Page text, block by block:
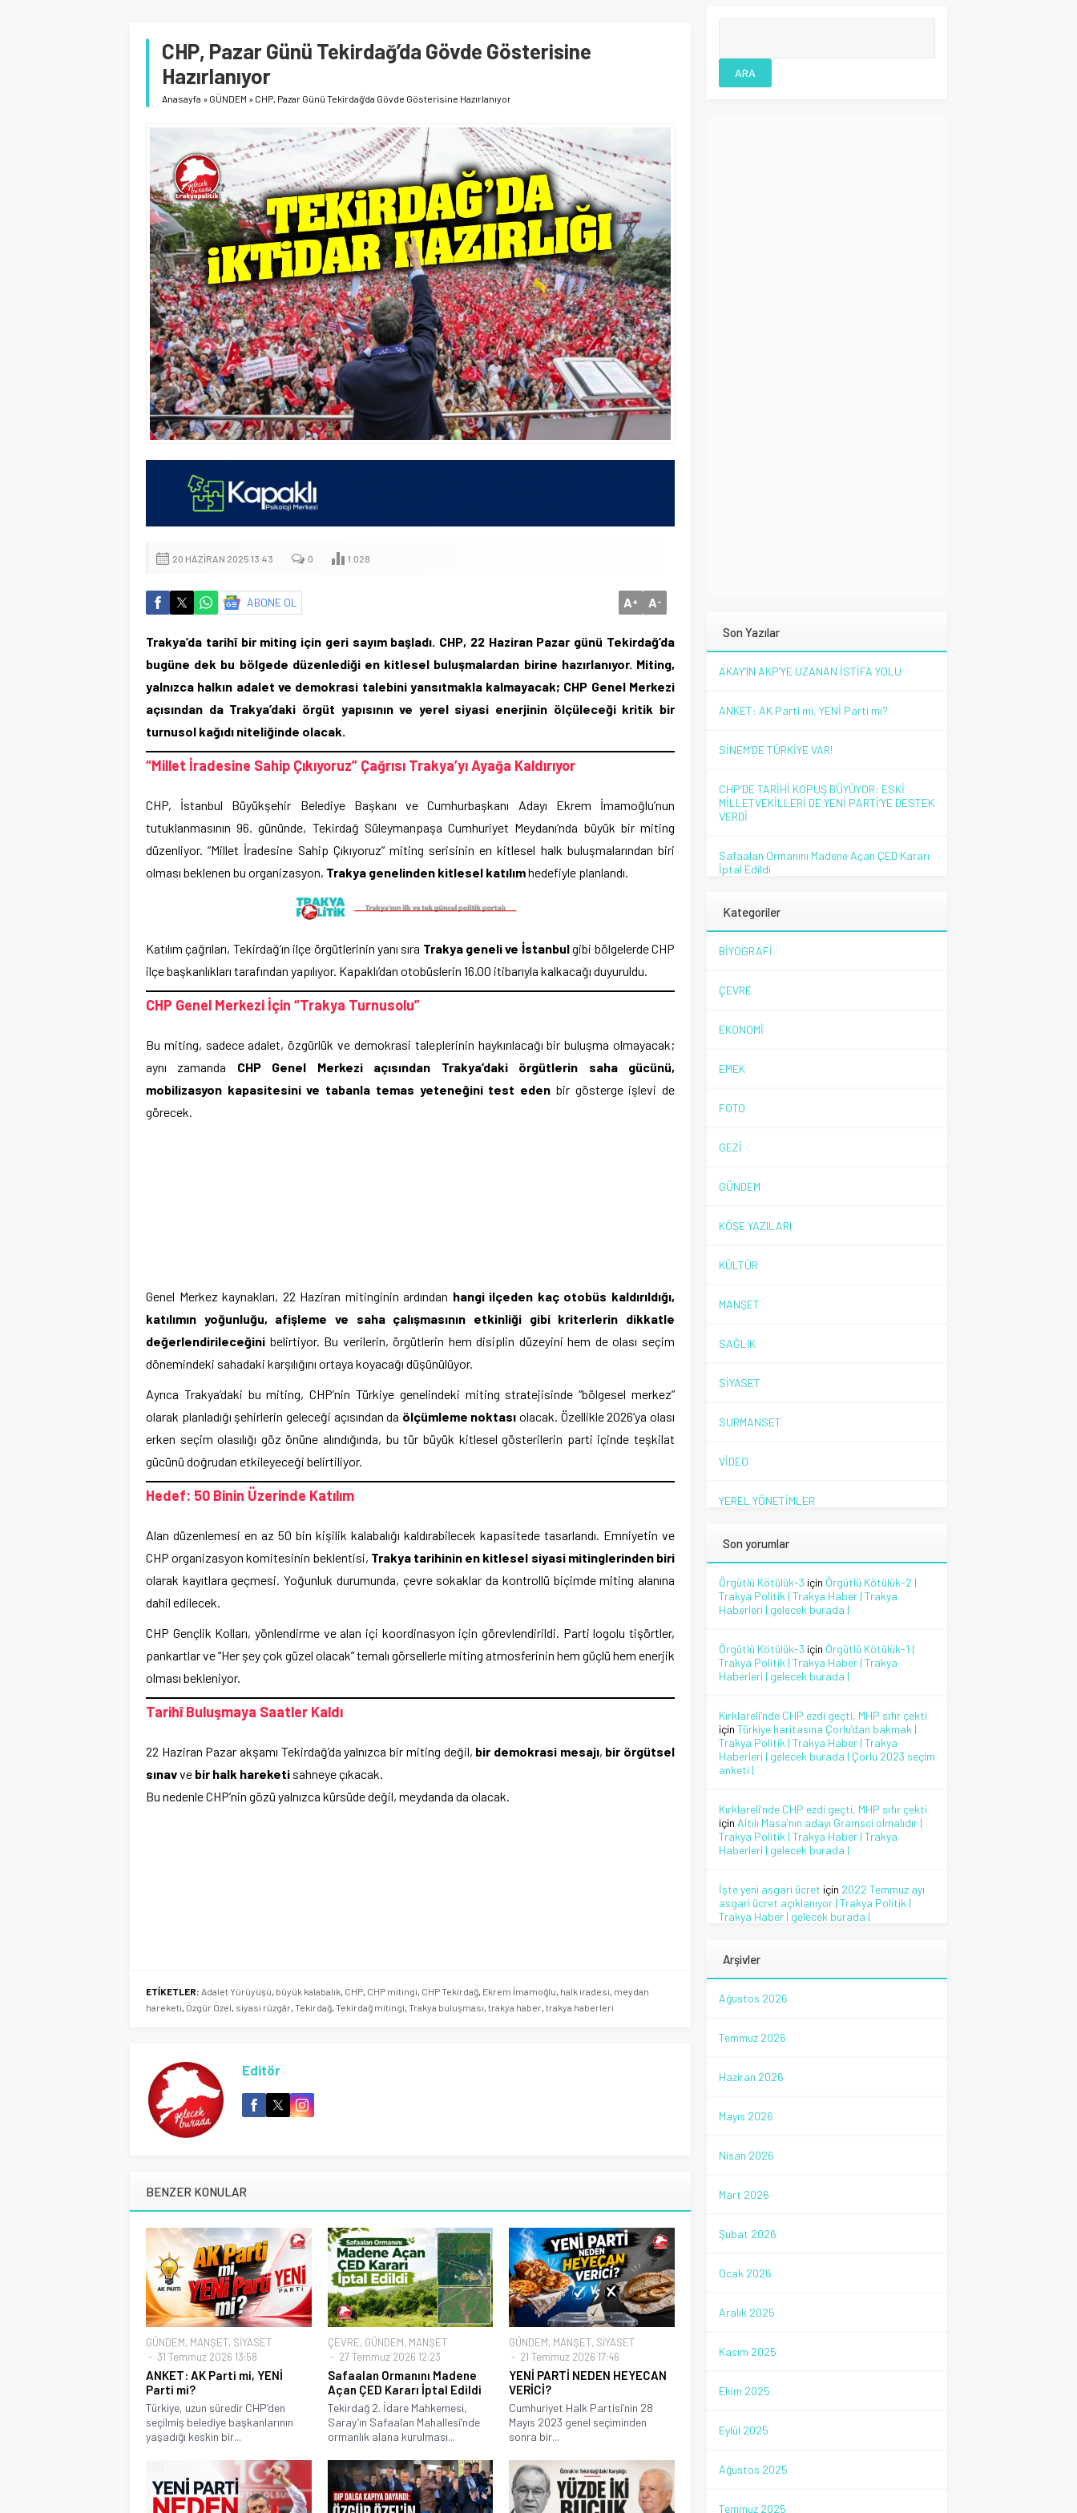
CHP, Pazar Günü Tekirdağ’da Gövde Gösterisine
Hazırlanıyor
Anasayfa » GÜNDEM » CHP, Pazar Günü Tekirdağ’da Gövde Gösterisine Hazırlanıyor
20 HAZIRAN 2025 13:43 0 1.028
ABONE OL A+ A-
Trakya’da tarihî bir miting için geri sayım başladı. CHP, 22 Haziran Pazar günü Tekirdağ’da
bugüne dek bu bölgede düzenlediği en kitlesel buluşmalardan birine hazırlanıyor. Miting,
yalnızca halkın adalet ve demokrasi talebini yansıtmakla kalmayacak; CHP Genel Merkezi
açısından da Trakya’daki örgüt yapısının ve yerel siyasi enerjinin ölçüleceği kritik bir
turnusol kağıdı niteliğinde olacak.
“Millet İradesine Sahip Çıkıyoruz” Çağrısı Trakya’yı Ayağa Kaldırıyor
CHP, İstanbul Büyükşehir Belediye Başkanı ve Cumhurbaşkanı Adayı Ekrem İmamoğlu’nun
tutuklanmasının 96. gününde, Tekirdağ Süleymanpaşa Cumhuriyet Meydanı’nda büyük bir miting
düzenliyor. “Millet İradesine Sahip Çıkıyoruz” miting serisinin en kitlesel halk buluşmalarından biri
olması beklenen bu organizasyon, Trakya genelinden kitlesel katılımhedefiyle planlandı.
Katılım çağrıları, Tekirdağ’ın ilçe örgütlerinin yanı sıra Trakya geneli ve İstanbulgibi bölgelerde CHP
ilçe başkanlıkları tarafından yapılıyor. Kapaklı’dan otobüslerin 16.00 itibarıyla kalkacağı duyuruldu.
CHP Genel Merkezi İçin “Trakya Turnusolu”
Bu miting, sadece adalet, özgürlük ve demokrasi taleplerinin haykırılacağı bir buluşma olmayacak;
aynı zamanda CHP Genel Merkezi açısından Trakya’daki örgütlerin saha gücünü,
mobilizasyon kapasitesini ve tabanla temas yeteneğini test eden bir gösterge işlevi de
görecek.
Genel Merkez kaynakları, 22 Haziran mitinginin ardından hangi ilçeden kaç otobüs kaldırıldığı,
katılımın yoğunluğu, afişleme ve saha çalışmasının etkinliği gibi kriterlerin dikkatle
değerlendirileceğini belirtiyor. Bu verilerin, örgütlerin hem disiplin düzeyini hem de olası seçim
dönemindeki sahadaki karşılığını ortaya koyacağı düşünülüyor.
Ayrıca Trakya’daki bu miting, CHP’nin Türkiye genelindeki miting stratejisinde “bölgesel merkez”
olarak planladığı şehirlerin geleceği açısından da ölçümleme noktası olacak. Özellikle 2026’ya olası
erken seçim olasılığı göz önüne alındığında, bu tür büyük kitlesel gösterilerin parti içinde teşkilat
gücünü doğrudan etkileyeceği belirtiliyor.
Hedef: 50 Binin Üzerinde Katılım
Alan düzenlemesi en az 50 bin kişilik kalabalığı kaldırabilecek kapasitede tasarlandı. Emniyetin ve
CHP organizasyon komitesinin beklentisi, Trakya tarihinin en kitlesel siyasi mitinglerinden biri
olarak kayıtlara geçmesi. Yoğunluk durumunda, çevre sokaklar da kontrollü biçimde miting alanına
dahil edilecek.
CHP Gençlik Kolları, yönlendirme ve alan içi koordinasyon için görevlendirildi. Parti logolu tişörtler,
pankartlar ve “Her şey çok güzel olacak” temalı görsellerle miting atmosferinin hem güçlü hem enerjik
olması bekleniyor.
Tarihî Buluşmaya Saatler Kaldı
22 Haziran Pazar akşamı Tekirdağ’da yalnızca bir miting değil, bir demokrasi mesajı, bir örgütsel
sınavve bir halk hareketi sahneye çıkacak.
Bu nedenle CHP’nin gözü yalnızca kürsüde değil, meydanda da olacak.
ETİKETLER: Adalet Yürüyüşü, büyük kalabalık, CHP, CHP mitingi, CHP Tekirdağ, Ekrem İmamoğlu, halk iradesi, meydan
hareketi, Özgür Özel, siyasi rüzgâr, Tekirdağ, Tekirdağ mitingi, Trakya buluşması, trakya haber, trakya haberleri
Editör
BENZER KONULAR
GÜNDEM, MANŞET, SİYASET
31 Temmuz 2026 13:58
ANKET: AK Parti mi, YENİ
Parti mi?
Türkiye, uzun süredir CHP’den
seçilmiş belediye başkanlarının
yaşadığı keskin bir...
ÇEVRE, GÜNDEM, MANŞET
27 Temmuz 2026 12:23
Safaalan Ormanını Madene
Açan ÇED Kararı İptal Edildi
Tekirdağ 2. İdare Mahkemesi,
Saray’ın Safaalan Mahallesi’nde
ormanlık alana kurulması...
GÜNDEM, MANŞET, SİYASET
21 Temmuz 2026 17:46
YENİ PARTİ NEDEN HEYECAN
VERİCİ?
Cumhuriyet Halk Partisi’nin 28
Mayıs 2023 genel seçiminden
sonra bir...
Son Yazılar
AKAY’IN AKP’YE UZANAN İSTİFA YOLU
ANKET: AK Parti mi, YENİ Parti mi?
SİNEM’DE TÜRKİYE VAR!
CHP’DE TARİHİ KOPUŞ BÜYÜYOR: ESKİ
MİLLETVEKİLLERİ DE YENİ PARTİ’YE DESTEK
VERDİ
Safaalan Ormanını Madene Açan ÇED Kararı
İptal Edildi
Kategoriler
BİYOGRAFİ
ÇEVRE
EKONOMİ
EMEK
FOTO
GEZİ
GÜNDEM
KÖŞE YAZILARI
KÜLTÜR
MANŞET
SAĞLIK
SİYASET
SURMANSET
VİDEO
YEREL YÖNETİMLER
Son yorumlar
Örgütlü Kötülük-3 için Örgütlü Kötülük-2 |
Trakya Politik | Trakya Haber | Trakya
Haberleri | gelecek burada |
Örgütlü Kötülük-3 için Örgütlü Kötülük-1 |
Trakya Politik | Trakya Haber | Trakya
Haberleri | gelecek burada |
Kırklareli’nde CHP ezdi geçti, MHP sıfır çekti
için Türkiye haritasına Çorlu’dan bakmak |
Trakya Politik | Trakya Haber | Trakya
Haberleri | gelecek burada | Çorlu 2023 seçim
anketi |
Kırklareli’nde CHP ezdi geçti, MHP sıfır çekti
için Altılı Masa’nın adayı Gramsci olmalıdır |
Trakya Politik | Trakya Haber | Trakya
Haberleri | gelecek burada |
İşte yeni asgari ücret için 2022 Temmuz ayı
asgari ücret açıklanıyor | Trakya Politik |
Trakya Haber | gelecek burada |
Arşivler
Ağustos 2026
Temmuz 2026
Haziran 2026
Mayıs 2026
Nisan 2026
Mart 2026
Şubat 2026
Ocak 2026
Aralık 2025
Kasım 2025
Ekim 2025
Eylül 2025
Ağustos 2025
Temmuz 2025